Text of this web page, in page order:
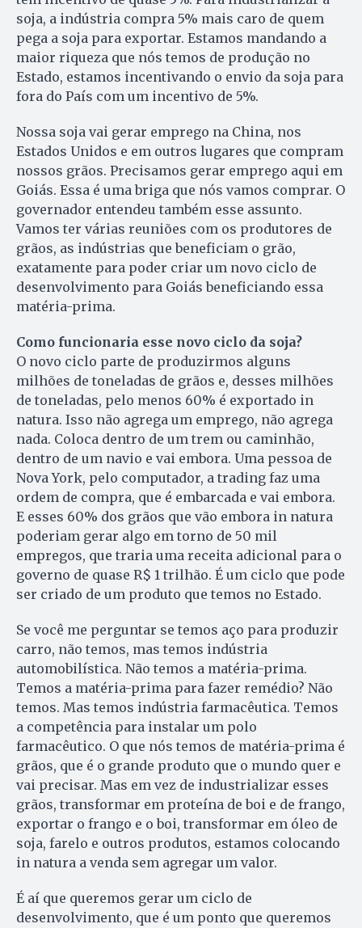
soja, a indústria compra 5% mais caro de quem
pega a soja para exportar. Estamos mandando a
maior riqueza que nós temos de produção no
Estado, estamos incentivando o envio da soja para
fora do País com um incentivo de 5%.
Nossa soja vai gerar emprego na China, nos
Estados Unidos e em outros lugares que compram
nossos grãos. Precisamos gerar emprego aqui em
Goiás. Essa é uma briga que nós vamos comprar. O
governador entendeu também esse assunto.
Vamos ter várias reuniões com os produtores de
grãos, as indústrias que beneficiam o grão,
exatamente para poder criar um novo ciclo de
desenvolvimento para Goiás beneficiando essa
matéria-prima.
Como funcionaria esse novo ciclo da soja?
O novo ciclo parte de produzirmos alguns
milhões de toneladas de grãos e, desses milhões
de toneladas, pelo menos 60% é exportado in
natura. Isso não agrega um emprego, não agrega
nada. Coloca dentro de um trem ou caminhão,
dentro de um navio e vai embora. Uma pessoa de
Nova York, pelo computador, a trading faz uma
ordem de compra, que é embarcada e vai embora.
E esses 60% dos grãos que vão embora in natura
poderiam gerar algo em torno de 50 mil
empregos, que traria uma receita adicional para o
governo de quase R$ 1 trilhão. É um ciclo que pode
ser criado de um produto que temos no Estado.
Se você me perguntar se temos aço para produzir
carro, não temos, mas temos indústria
automobilística. Não temos a matéria-prima.
Temos a matéria-prima para fazer remédio? Não
temos. Mas temos indústria farmacêutica. Temos
a competência para instalar um polo
farmacêutico. O que nós temos de matéria-prima é
grãos, que é o grande produto que o mundo quer e
vai precisar. Mas em vez de industrializar esses
grãos, transformar em proteína de boi e de frango,
exportar o frango e o boi, transformar em óleo de
soja, farelo e outros produtos, estamos colocando
in natura a venda sem agregar um valor.
É aí que queremos gerar um ciclo de
desenvolvimento, que é um ponto que queremos